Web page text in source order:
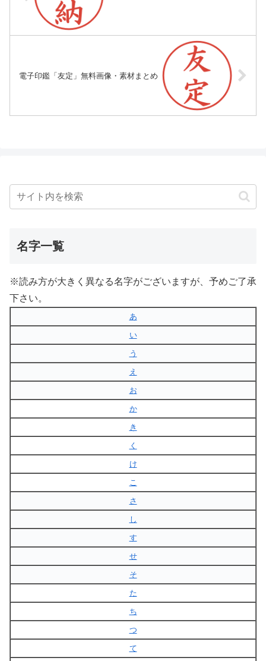
電子印鑑「友定」無料画像・素材まとめ
名字一覧
※読み方が大きく異なる名字がございますが、予めご了承
下さい。
あ
い
う
え
お
か
き
く
け
こ
さ
し
す
せ
そ
た
ち
つ
て